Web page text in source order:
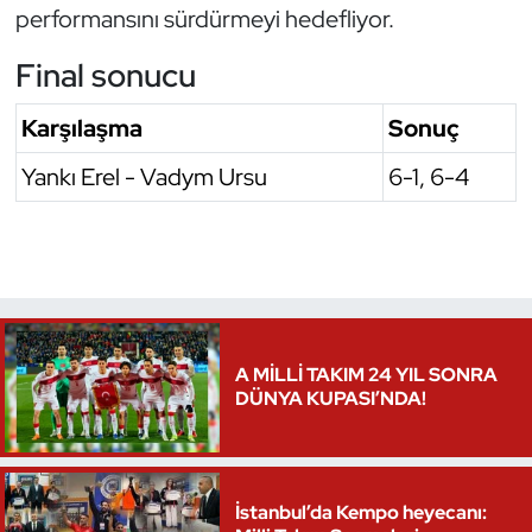
performansını sürdürmeyi hedefliyor.
Final sonucu
Karşılaşma
Sonuç
Yankı Erel - Vadym Ursu
6-1, 6-4
A MİLLİ TAKIM 24 YIL SONRA
DÜNYA KUPASI’NDA!
İstanbul’da Kempo heyecanı:
Oryantiring
Özel Sporcular
Paralimpik
Su Topu
Sualtı Sporları
Tekvando
Tenis